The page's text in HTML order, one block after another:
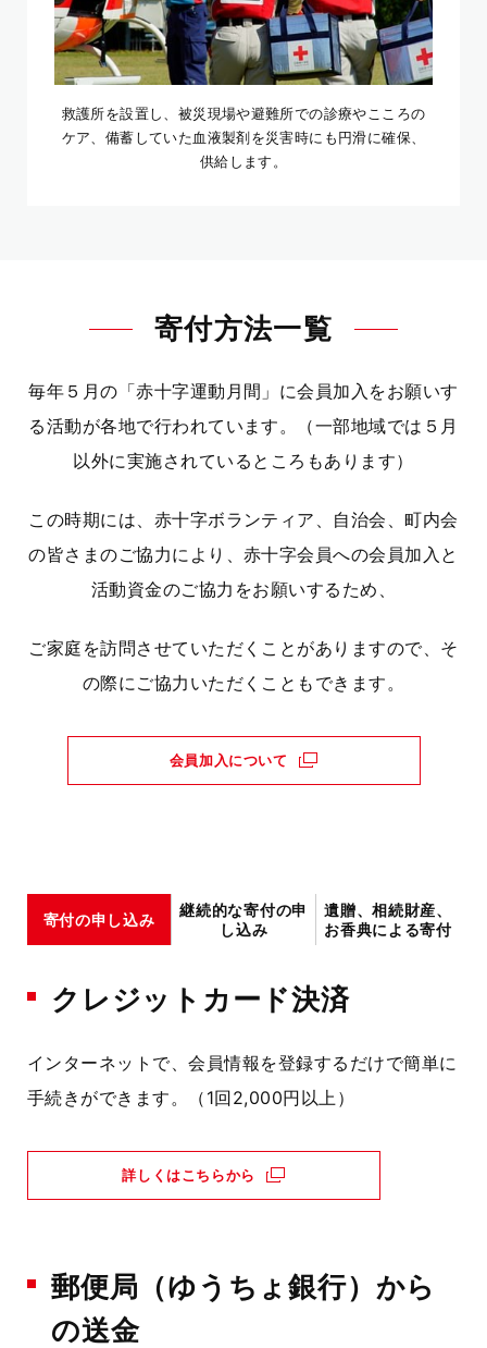
救護所を設置し、被災現場や避難所での診療やこころの
ケア、備蓄していた血液製剤を災害時にも円滑に確保、
供給します。
寄付方法一覧
毎年５月の「赤十字運動月間」に会員加入をお願いす
る活動が各地で行われています。（一部地域では５月
以外に実施されているところもあります）
この時期には、赤十字ボランティア、自治会、町内会
の皆さまのご協力により、赤十字会員への会員加入と
活動資金のご協力をお願いするため、
ご家庭を訪問させていただくことがありますので、そ
の際にご協力いただくこともできます。
会員加入について
寄付の申し込み
継続的な寄付の申
し込み
遺贈、相続財産、
お香典による寄付
クレジットカード決済
インターネットで、会員情報を登録するだけで簡単に
手続きができます。（1回2,000円以上）
詳しくはこちらから
郵便局（ゆうちょ銀行）から
の送金